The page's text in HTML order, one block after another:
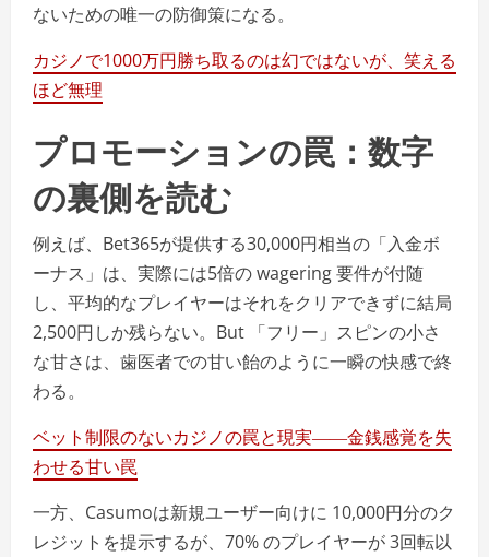
ないための唯一の防御策になる。
カジノで1000万円勝ち取るのは幻ではないが、笑える
ほど無理
プロモーションの罠：数字
の裏側を読む
例えば、Bet365が提供する30,000円相当の「入金ボ
ーナス」は、実際には5倍の wagering 要件が付随
し、平均的なプレイヤーはそれをクリアできずに結局
2,500円しか残らない。But 「フリー」スピンの小さ
な甘さは、歯医者での甘い飴のように一瞬の快感で終
わる。
ベット制限のないカジノの罠と現実――金銭感覚を失
わせる甘い罠
一方、Casumoは新規ユーザー向けに 10,000円分のク
レジットを提示するが、70% のプレイヤーが 3回転以